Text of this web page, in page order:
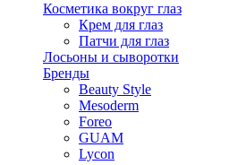
Косметика вокруг глаз
Крем для глаз
Патчи для глаз
Лосьоны и сыворотки
Бренды
Beauty Style
Mesoderm
Foreo
GUAM
Lycon